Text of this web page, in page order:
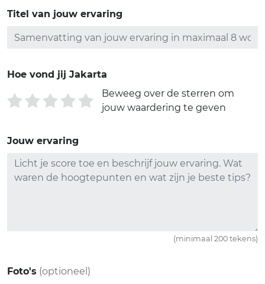
Titel van jouw ervaring
Hoe vond jij Jakarta
Beweeg over de sterren om
jouw waardering te geven
Jouw ervaring
(minimaal 200 tekens)
Foto's (optioneel)